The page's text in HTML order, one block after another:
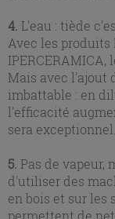
4. L'eau : tiède
Avec les produits
Mais avec l'ajout
imbattable : en
l'efficacité
sera exceptionnel.
5. Pas de vapeur,
d'utiliser des
en bois et sur les
permettent de